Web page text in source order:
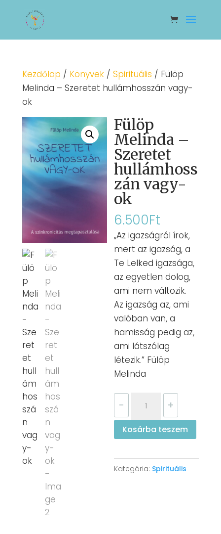
Kezdőlap / Könyvek/ Spirituális / Fülöp
Melinda – Szeretet hullámhosszán vagy-
ok
Fülöp
Melinda –
Szeretet
hullámhoss
zán vagy-
ok
6.500Ft
„Az igazságról írok,
mert az igazság, a
Te Lelked igazsága,
az egyetlen dolog,
ami nem változik.
Az igazság az, ami
valóban van, a
hamisság pedig az,
ami látszólag
létezik.” Fülöp
Melinda
-
-
Szeretet
vagy-
+
Kosárba teszem
Kategória: Spirituális